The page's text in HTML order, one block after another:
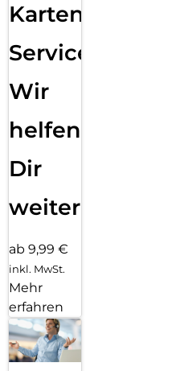
Karten
Service:
Wir
helfen
Dir
weiter
ab 9,99 €
inkl. MwSt.
Mehr
erfahren